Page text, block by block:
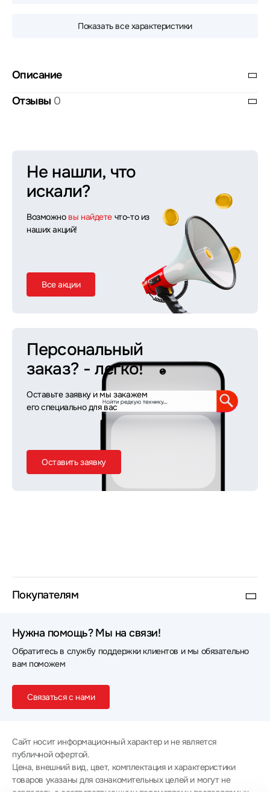
Показать все характеристики
Описание
Отзывы 0
Не нашли, что
искали?
Возможно вы найдете что-то из
наших акций!
Все акции
Персональный
заказ? - легко!
Оставьте заявку и мы закажем
его специально для вас
Оставить заявку
Покупателям
Нужна помощь? Мы на связи!
Обратитесь в службу поддержки клиентов и мы обязательно
вам поможем
Связаться с нами
Сайт носит информационный характер и не является
публичной офертой.
Цена, внешний вид, цвет, комплектация и характеристики
товаров указаны для ознакомительных целей и могут не